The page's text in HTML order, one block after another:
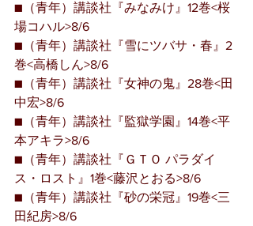
■（青年）講談社『みなみけ』12巻<桜
場コハル>8/6
■（青年）講談社『雪にツバサ・春』2
巻<高橋しん>8/6
■（青年）講談社『女神の鬼』28巻<田
中宏>8/6
■（青年）講談社『監獄学園』14巻<平
本アキラ>8/6
■（青年）講談社『ＧＴＯ パラダイ
ス・ロスト』1巻<藤沢とおる>8/6
■（青年）講談社『砂の栄冠』19巻<三
田紀房>8/6